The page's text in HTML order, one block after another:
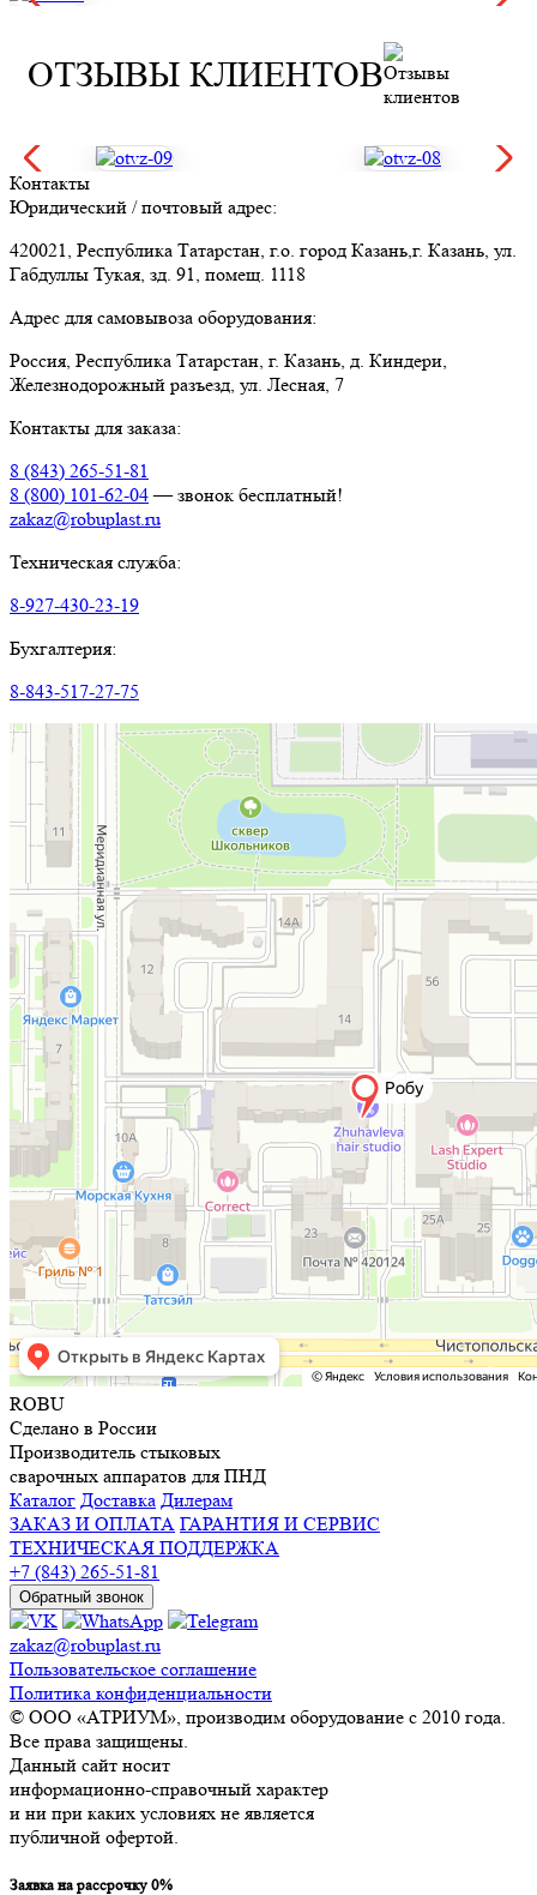
ОТЗЫВЫ КЛИЕНТОВ
Контакты
Юридический / почтовый адрес:
420021, Республика Татарстан, г.о. город Казань,г. Казань, ул.
Габдуллы Тукая, зд. 91, помещ. 1118
Адрес для самовывоза оборудования:
Россия, Республика Татарстан, г. Казань, д. Киндери,
Железнодорожный разъезд, ул. Лесная, 7
Контакты для заказа:
8 (843) 265-51-81
8 (800) 101-62-04— звонок бесплатный!
zakaz@robuplast.ru
Техническая служба:
8-927-430-23-19
Бухгалтерия:
8-843-517-27-75
ROBU
Сделано в России
Производитель стыковых
сварочных аппаратов для ПНД
Каталог Доставка Дилерам
ЗАКАЗ И ОПЛАТА ГАРАНТИЯ И СЕРВИС
ТЕХНИЧЕСКАЯ ПОДДЕРЖКА
+7 (843) 265-51-81
Обратный звонок
zakaz@robuplast.ru
Пользовательское соглашение
Политика конфиденциальности
© ООО «АТРИУМ», производим оборудование с 2010 года.
Все права защищены.
Данный сайт носит
информационно-справочный характер
и ни при каких условиях не является
публичной офертой.
Заявка на рассрочку 0%